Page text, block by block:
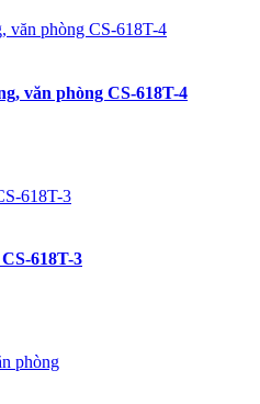
văn phòng CS-618T-4
618T-3